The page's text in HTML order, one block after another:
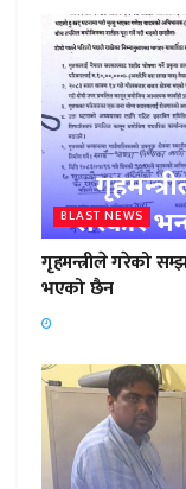
BLAST NEWS
गृहमन्त्रीले गरेको
भएको छैन